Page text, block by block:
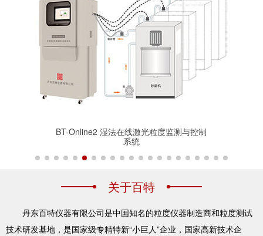
BT-Online2 湿法在线激光粒度监测与控制
系统
关于百特
丹东百特仪器有限公司是中国知名的粒度仪器制造商和粒度测试
技术研发基地，是国家级专精特新“小巨人”企业，国家高新技术企